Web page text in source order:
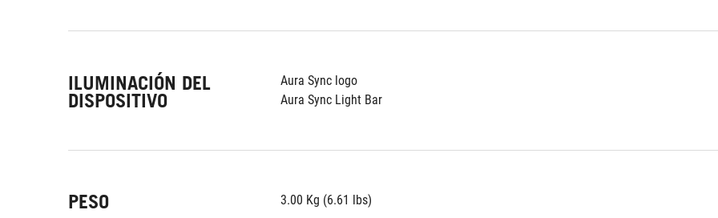
ILUMINACIÓN DEL
DISPOSITIVO
Aura Sync logo
Aura Sync Light Bar
PESO 3.00 Kg (6.61 lbs)